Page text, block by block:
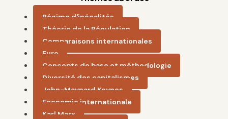
Régime d'inégalités
Théorie de la Régulation
Comparaisons internationales
Euro
Concepts de base et méthodologie
Diversité des capitalismes
John-Maynard Keynes
Economie internationale
Karl Marx